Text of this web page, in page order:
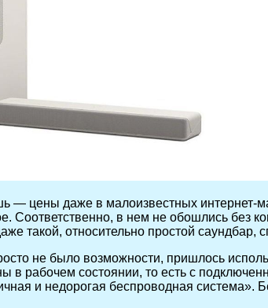
цены даже в малоизвестных интернет-
Соответственно, в нем не обошлись без
такой, относительно простой саундбар,
не было возможности, пришлось
рабочем состоянии, то есть с
и недорогая беспроводная система».